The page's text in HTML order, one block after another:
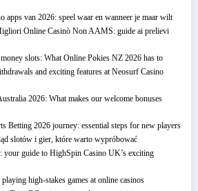
apps van 2026: speel waar en wanneer je maar wilt
Online Casinò Non AAMS: guide ai prelievi
slots: What Online Pokies NZ 2026 has to
and exciting features at Neosurf Casino
2026: What makes our welcome bonuses
Betting 2026 journey: essential steps for new players
slotów i gier, które warto wypróbować
your guide to HighSpin Casino UK’s exciting
high-stakes games at online casinos